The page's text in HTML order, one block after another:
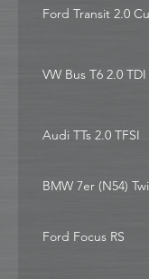
Ford Transit 2.0
VW Bus T6 2.0 TDI
Audi TTs 2.0 TFSI
BMW 7er (N54)
Ford Focus RS